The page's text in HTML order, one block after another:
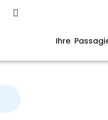
Ihre